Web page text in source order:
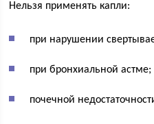
Нельзя применять капли:
при нарушении
при бронхиальной астме;
почечной